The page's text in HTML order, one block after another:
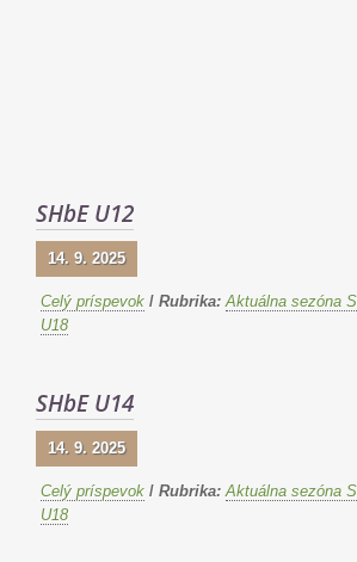
SHbE U12
14. 9. 2025
Celý príspevok / Rubrika: Aktuálna sezóna
U18
SHbE U14
14. 9. 2025
Celý príspevok / Rubrika: Aktuálna sezóna
U18